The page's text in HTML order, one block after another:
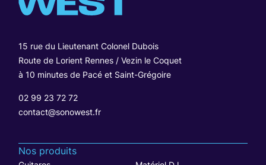
15 rue du Lieutenant Colonel Dubois
Route de Lorient Rennes / Vezin le Coquet
à 10 minutes de Pacé et Saint-Grégoire
02 99 23 72 72
contact@sonowest.fr
Nos produits